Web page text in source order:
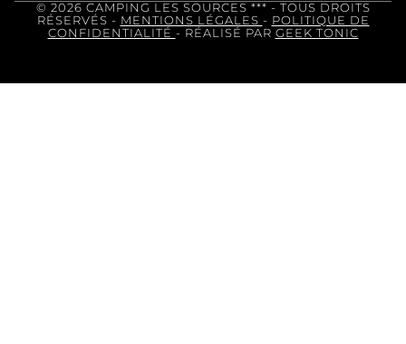
© 2026 CAMPING LES SOURCES *** - TOUS DROITS
RÉSERVÉS - MENTIONS LÉGALES - POLITIQUE DE
CONFIDENTIALITÉ - RÉALISÉ PAR GEEK TONIC